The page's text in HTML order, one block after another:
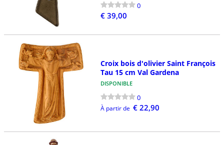
0
€ 39,00
Croix bois d'olivier Saint François
Tau 15 cm Val Gardena
DISPONIBLE
0
À partir de € 22,90